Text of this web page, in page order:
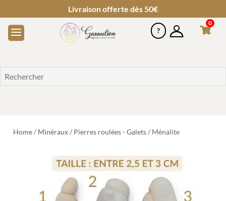
Livraison offerte dès 50€
0
Home/ Minéraux/ Pierres roulées - Galets/ Ménalite